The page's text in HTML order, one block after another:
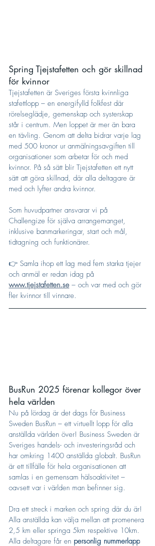
Spring Tjejstafetten och gör skillnad
för kvinnor
Tjejstafetten är Sveriges första kvinnliga
stafettlopp – en energifylld folkfest där
rörelseglädje, gemenskap och systerskap
står i centrum. Men loppet är mer än bara
en tävling. Genom att delta bidrar varje lag
med 500 kronor ur anmälningsavgiften till
organisationer som arbetar för och med
kvinnor. På så sätt blir Tjejstafetten ett nytt
sätt att göra skillnad, där alla deltagare är
med och lyfter andra kvinnor.
Som huvudpartner ansvarar vi på
Challengize för själva arrangemanget,
inklusive banmarkeringar, start och mål,
tidtagning och funktionärer.
👉 Samla ihop ett lag med fem starka tjejer
och anmäl er redan idag på
www.tjejstafetten.se – och var med och gör
fler kvinnor till vinnare.
BusRun 2025 förenar kollegor över
hela världen
Nu på lördag är det dags för Business
Sweden BusRun – ett virtuellt lopp för alla
anställda världen över! Business Sweden är
Sveriges handels- och investeringsråd och
har omkring 1400 anställda globalt. BusRun
är ett tillfälle för hela organisationen att
samlas i en gemensam hälsoaktivitet –
oavsett var i världen man befinner sig.
Dra ett streck i marken och spring där du är!
Alla anställda kan välja mellan att promenera
2,5 km eller springa 5km respektive 10km.
Alla deltagare får en personlig nummerlapp